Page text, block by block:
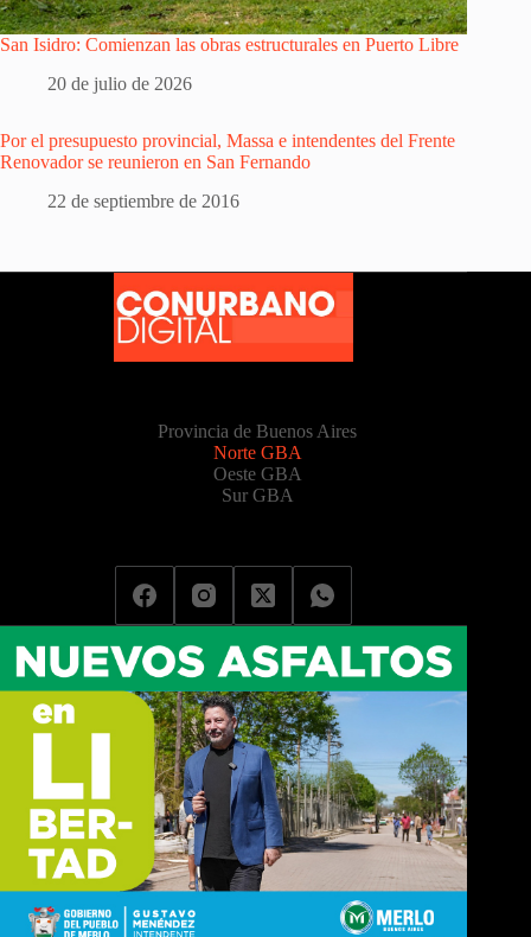
San Isidro: Comienzan las obras estructurales en Puerto Libre
20 de julio de 2026
Por el presupuesto provincial, Massa e intendentes del Frente
Renovador se reunieron en San Fernando
22 de septiembre de 2016
Provincia de Buenos Aires
Norte GBA
Oeste GBA
Sur GBA